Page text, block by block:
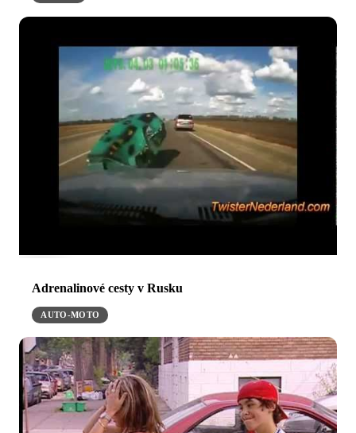
Adrenalinové cesty v Rusku
AUTO-MOTO